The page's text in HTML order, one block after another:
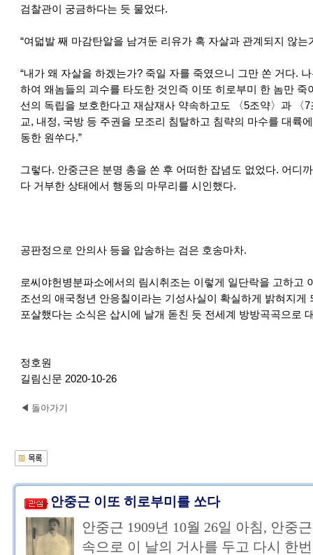
검찰관이 궁금하다는 듯 물었다.
“여덟발 째 마감탄알을 남겨둔 리유가 혹 자살과 관계되지 않는
“내가 왜 자살을 하겠는가? 죽일 자를 죽였으니 그만 쏜 거다.
하여 왜놈들의 괴수를 타도한 것인즉 이또 히로부미 한 놈만 죽
선의 독립을 보호한다고 재삼재사 약속하고도 〈5조약〉과 〈
교, 내정, 국방 등 주권을 모조리 침탈하고 침략의 마수를 대륙
동한 원쑤다.”
그렇다. 안중근은 분명 총을 쏜 후 어떠한 잡념도 없었다. 어디
다 거부한 상태에서 행동의 마무리를 시인했다.
공판정으로 안의사 등을 압송하는 검은 호송마차.
로씨야헌병분파소에서의 림시취조는 이렇게 일단락을 고하고
조선의 애국청년 안응칠이라는 기성사실이 확실하게 밝혀지게
포살했다는 소식은 삽시에 날개 돋친 듯 전세계 방방곡곡으로
정호원
길림신문 2020-10-26
◀ 돌아가기
안중근 이또 히로부미를 쏘다
안중근 1909년 10월 26일 아침, 안중
속으로 이 날의 거사를 두고 다시 한